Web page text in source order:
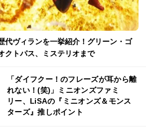
代ヴィランを一挙紹介！グリーン・ゴ
クトパス、ミステリオまで
「ダイフクー！のフレーズが耳から離
れない！(笑)」ミニオンズファミ
リー、LiSAの『ミニオンズ＆モンス
ターズ』推しポイント